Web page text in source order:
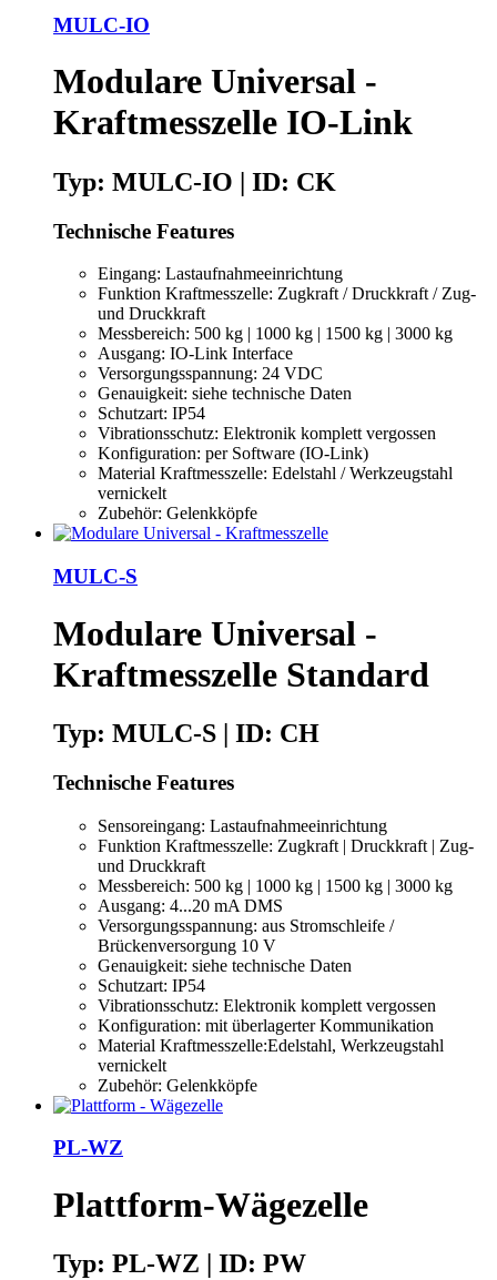
MULC-IO
Modulare Universal -
Kraftmesszelle IO-Link
Typ: MULC-IO | ID: CK
Technische Features
Eingang: Lastaufnahmeeinrichtung
Funktion Kraftmesszelle: Zugkraft / Druckkraft / Zug-
und Druckkraft
Messbereich: 500 kg | 1000 kg | 1500 kg | 3000 kg
Ausgang: IO-Link Interface
Versorgungsspannung: 24 VDC
Genauigkeit: siehe technische Daten
Schutzart: IP54
Vibrationsschutz: Elektronik komplett vergossen
Konfiguration: per Software (IO-Link)
Material Kraftmesszelle: Edelstahl / Werkzeugstahl
vernickelt
Zubehör: Gelenkköpfe
MULC-S
Modulare Universal -
Kraftmesszelle Standard
Typ: MULC-S | ID: CH
Technische Features
Sensoreingang: Lastaufnahmeeinrichtung
Funktion Kraftmesszelle: Zugkraft | Druckkraft | Zug-
und Druckkraft
Messbereich: 500 kg | 1000 kg | 1500 kg | 3000 kg
Ausgang: 4...20 mA DMS
Versorgungsspannung: aus Stromschleife /
Brückenversorgung 10 V
Genauigkeit: siehe technische Daten
Schutzart: IP54
Vibrationsschutz: Elektronik komplett vergossen
Konfiguration: mit überlagerter Kommunikation
Material Kraftmesszelle:Edelstahl, Werkzeugstahl
vernickelt
Zubehör: Gelenkköpfe
PL-WZ
Plattform-Wägezelle
Typ: PL-WZ | ID: PW